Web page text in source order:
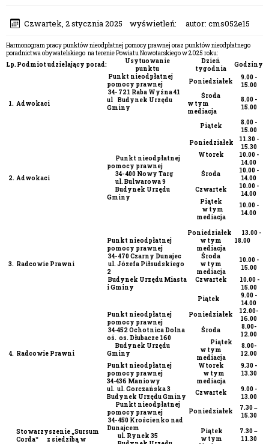
Czwartek, 2 stycznia 2025 wyświetleń: autor: cms052e15
Harmonogram pracy punktów nieodpłatnej pomocy prawnej oraz punktów nieodpłatnego
poradnictwa obywatelskiego na terenie Powiatu Nowotarskiego w 2025 roku:
Lp.Podmiot udzielający porad:
Usytuowanie
punktu
Dzień
tygodnia
Godziny
1. Adwokaci
Punkt nieodpłatnej
pomocy prawnej
34- 721 Raba Wyżna 41
ul Budynek Urzędu
Gminy
Poniedziałek
9.00 -
15.00
Środa
w tym
mediacja
8.00 -
15.00
Piątek
8.00 -
15.00
2. Adwokaci
Punkt nieodpłatnej
pomocy prawnej
34- 400 Nowy Targ
ul. Bulwarowa 9
Budynek Urzędu
Gminy
Poniedziałek
11.30 -
15.30
Wtorek
10.00 -
14.00
Środa
10.00 -
14.00
Czwartek
10.00 -
14.00
Piątek
w tym
mediacja
10.00 -
14.00
3. Radcowie Prawni
Punkt nieodpłatnej
pomocy prawnej
34- 470 Czarny Dunajec
ul. Józefa Piłsudskiego
2
Budynek Urzędu Miasta
i Gminy
Poniedziałek
w tym
mediacja
13.00 -
18.00
Środa
w tym
mediacja
10.00 -
15.00
Czwartek
10.00 -
15.00
Piątek
9.00 -
14.00
4. Radcowie Prawni
Punkt nieodpłatnej
pomocy prawnej
34-452 Ochotnica Dolna
oś. os. Dłubacze 160
Budynek Urzędu
Gminy
Poniedziałek
12.00-
16.00
Środa
8.00-
12.00
Piątek
w tym
mediacja
8.00-
12.00
Punkt nieodpłatnej
pomocy prawnej
34-436 Maniowy
ul. ul. Gorczańska 3
Budynek Urzędu Gminy
Wtorek
w tym
mediacja
9.30 -
13.30
Czwartek
9.00 -
13.00
Stowarzyszenie „Sursum
Corda” z siedzibą w
Punkt nieodpłatnej
pomocy prawnej
34- 450 Krościenko nad
Dunajcem
ul. Rynek 35
Poniedziałek
7.30 –
15.30
Piątek
w tym
7.30 –
11.30